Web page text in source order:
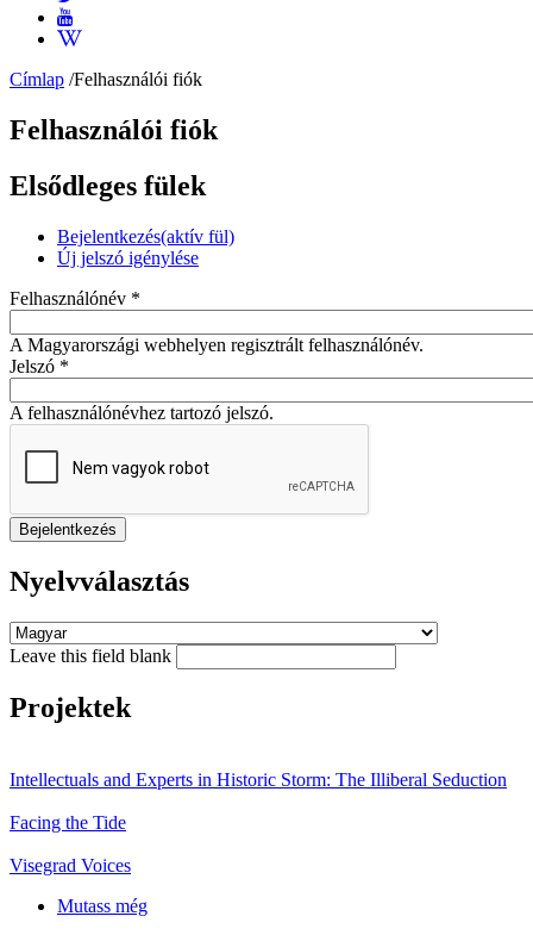
Címlap /Felhasználói fiók
Felhasználói fiók
Elsődleges fülek
Bejelentkezés(aktív fül)
Új jelszó igénylése
Felhasználónév *
A Magyarországi webhelyen regisztrált felhasználónév.
Jelszó *
A felhasználónévhez tartozó jelszó.
Nyelvválasztás
Leave this field blank
Projektek
Intellectuals and Experts in Historic Storm: The Illiberal Seduction
Facing the Tide
Visegrad Voices
Mutass még